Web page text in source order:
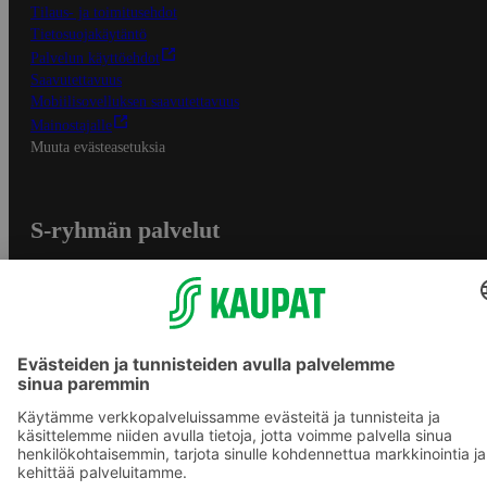
Tilaus- ja toimitusehdot
Tietosuojakäytäntö
Palvelun käyttöehdot
Saavutettavuus
Mobiilisovelluksen saavutettavuus
Mainostajalle
Muuta evästeasetuksia
S-ryhmän palvelut
S-ostoslista -sovellus
Prisma.fi
Sokos.fi
S-Pankki
Yhteishyvä
Sokos Hotels